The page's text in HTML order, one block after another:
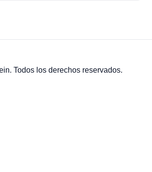
Todos los derechos reservados.